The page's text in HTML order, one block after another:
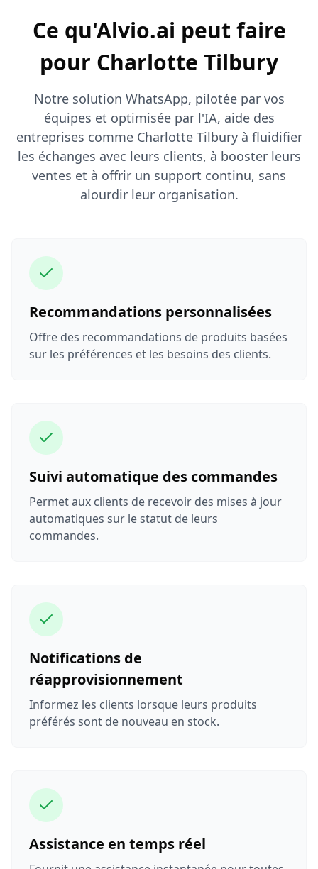
Ce qu'Alvio.ai peut faire
pour Charlotte Tilbury
Notre solution WhatsApp, pilotée par vos
équipes et optimisée par l'IA, aide des
entreprises comme Charlotte Tilbury à fluidifier
les échanges avec leurs clients, à booster leurs
ventes et à offrir un support continu, sans
alourdir leur organisation.
Recommandations personnalisées
Offre des recommandations de produits basées
sur les préférences et les besoins des clients.
Suivi automatique des commandes
Permet aux clients de recevoir des mises à jour
automatiques sur le statut de leurs
commandes.
Notifications de
réapprovisionnement
Informez les clients lorsque leurs produits
préférés sont de nouveau en stock.
Assistance en temps réel